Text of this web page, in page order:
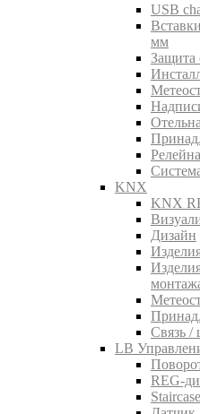
USB
мм
Защита
KNX
KNX
Дизайн
Связь
LB
REG-